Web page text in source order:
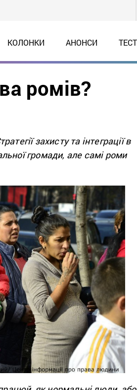
КОЛОНКИ АНОНСИ
ромів?
захисту та інтеграції в
громади, але самі роми